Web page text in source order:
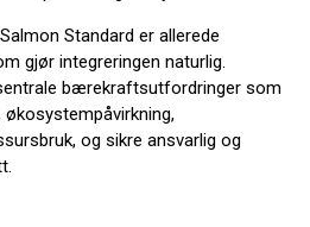
Standard er allerede
gjør integreringen naturlig.
bærekraftsutfordringer som
og sikre ansvarlig og